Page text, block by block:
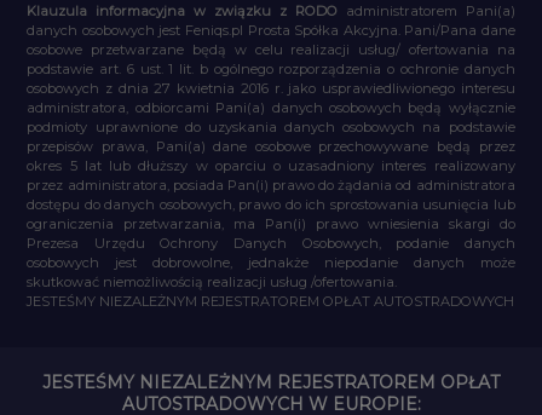
Klauzula informacyjna w związku z RODO administratorem Pani(a)
danych osobowych jest Feniqs.pl Prosta Spółka Akcyjna. Pani/Pana dane
osobowe przetwarzane będą w celu realizacji usług/ ofertowania na
podstawie art. 6 ust. 1 lit. b ogólnego rozporządzenia o ochronie danych
osobowych z dnia 27 kwietnia 2016 r. jako usprawiedliwionego interesu
administratora, odbiorcami Pani(a) danych osobowych będą wyłącznie
podmioty uprawnione do uzyskania danych osobowych na podstawie
przepisów prawa, Pani(a) dane osobowe przechowywane będą przez
okres 5 lat lub dłuższy w oparciu o uzasadniony interes realizowany
przez administratora, posiada Pan(i) prawo do żądania od administratora
dostępu do danych osobowych, prawo do ich sprostowania usunięcia lub
ograniczenia przetwarzania, ma Pan(i) prawo wniesienia skargi do
Prezesa Urzędu Ochrony Danych Osobowych, podanie danych
osobowych jest dobrowolne, jednakże niepodanie danych może
skutkować niemożliwością realizacji usług /ofertowania.
JESTEŚMY NIEZALEŻNYM REJESTRATOREM OPŁAT AUTOSTRADOWYCH
JESTEŚMY NIEZALEŻNYM REJESTRATOREM OPŁAT
AUTOSTRADOWYCH W EUROPIE: